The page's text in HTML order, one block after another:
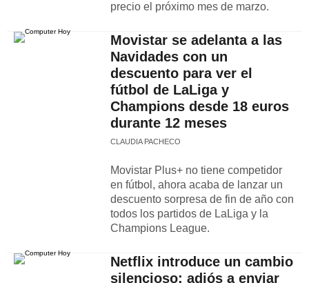
precio el próximo mes de marzo.
Movistar se adelanta a las
Navidades con un
descuento para ver el
fútbol de LaLiga y
Champions desde 18 euros
durante 12 meses
CLAUDIA PACHECO
Movistar Plus+ no tiene competidor
en fútbol, ahora acaba de lanzar un
descuento sorpresa de fin de año con
todos los partidos de LaLiga y la
Champions League.
Netflix introduce un cambio
silencioso: adiós a enviar